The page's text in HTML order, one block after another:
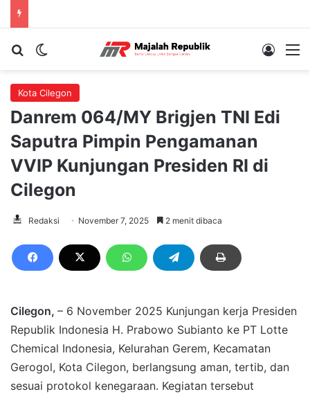
Cari berita...Switch skin Log In
Kota Cilegon
Danrem 064/MY Brigjen TNI Edi
Saputra Pimpin Pengamanan
VVIP Kunjungan Presiden RI di
Cilegon
Redaksi November 7, 2025 2 menit dibaca
Cilegon, – 6 November 2025 Kunjungan kerja Presiden
Republik Indonesia H. Prabowo Subianto ke PT Lotte
Chemical Indonesia, Kelurahan Gerem, Kecamatan
Gerogol, Kota Cilegon, berlangsung aman, tertib, dan
sesuai protokol kenegaraan. Kegiatan tersebut